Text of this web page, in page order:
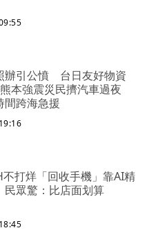
辦引公憤 台日友好物資
本強震災民擠汽車過夜
間跨海急援
打烊「回收手機」靠AI精
眾驚：比店面划算